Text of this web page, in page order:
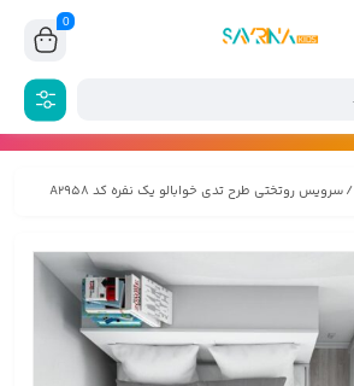
0
/ سرویس روتختی طرح تدی خوابالو یک نفره کد A2958